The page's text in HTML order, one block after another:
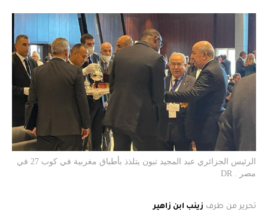
الرئيس الجزائري عبد المجيد تبون يتلذذ بأطباق مغربية في كوب 27 في
مصر . DR
تحرير من طرف زينب ابن زاهير